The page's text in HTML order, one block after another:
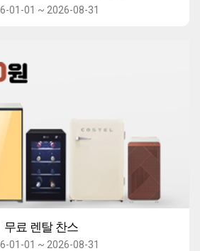
01-01 ~ 2026-08-31
무료 렌탈 찬스
01-01 ~ 2026-08-31